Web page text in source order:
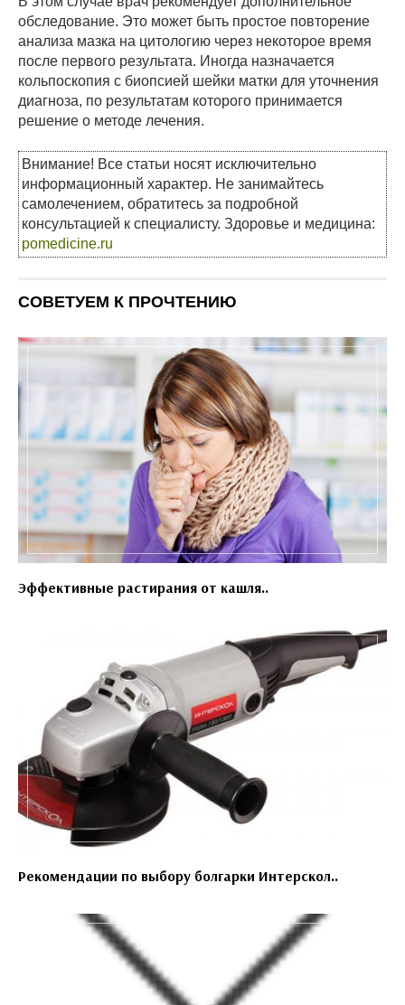
обследование. Это может быть простое повторение
анализа мазка на цитологию через некоторое время
после первого результата. Иногда назначается
кольпоскопия с биопсией шейки матки для уточнения
диагноза, по результатам которого принимается
решение о методе лечения.
Внимание! Все статьи носят исключительно
информационный характер. Не занимайтесь
самолечением, обратитесь за подробной
консультацией к специалисту. Здоровье и медицина:
pomedicine.ru
СОВЕТУЕМ К ПРОЧТЕНИЮ
Эффективные растирания от кашля..
Рекомендации по выбору болгарки Интерскол..